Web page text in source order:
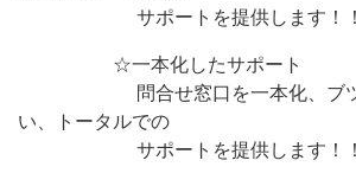
サポートを提供します！！
☆一本化したサポート
問合せ窓口を一本化、ブツ切
い、トータルでの
サポートを提供します！！